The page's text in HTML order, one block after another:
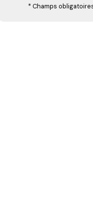
* Champs